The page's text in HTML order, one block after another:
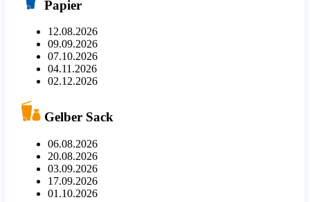
Papier
12.08.2026
09.09.2026
07.10.2026
04.11.2026
02.12.2026
Gelber Sack
06.08.2026
20.08.2026
03.09.2026
17.09.2026
01.10.2026